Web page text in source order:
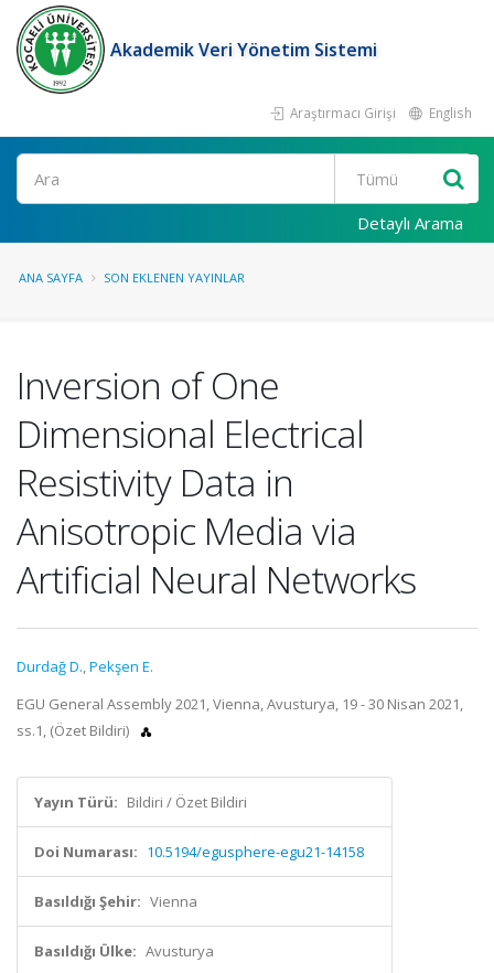
Akademik Veri Yönetim Sistemi
Araştırmacı Girişi English
Ara
Detaylı Arama
ANA SAYFA SON EKLENEN YAYINLAR
Inversion of One
Dimensional Electrical
Resistivity Data in
Anisotropic Media via
Artificial Neural Networks
Durdağ D.,Pekşen E.
EGU General Assembly 2021, Vienna, Avusturya, 19 - 30 Nisan 2021,
ss.1, (Özet Bildiri)
Yayın Türü: Bildiri / Özet Bildiri
Doi Numarası: 10.5194/egusphere-egu21-14158
Basıldığı Şehir: Vienna
Basıldığı Ülke: Avusturya